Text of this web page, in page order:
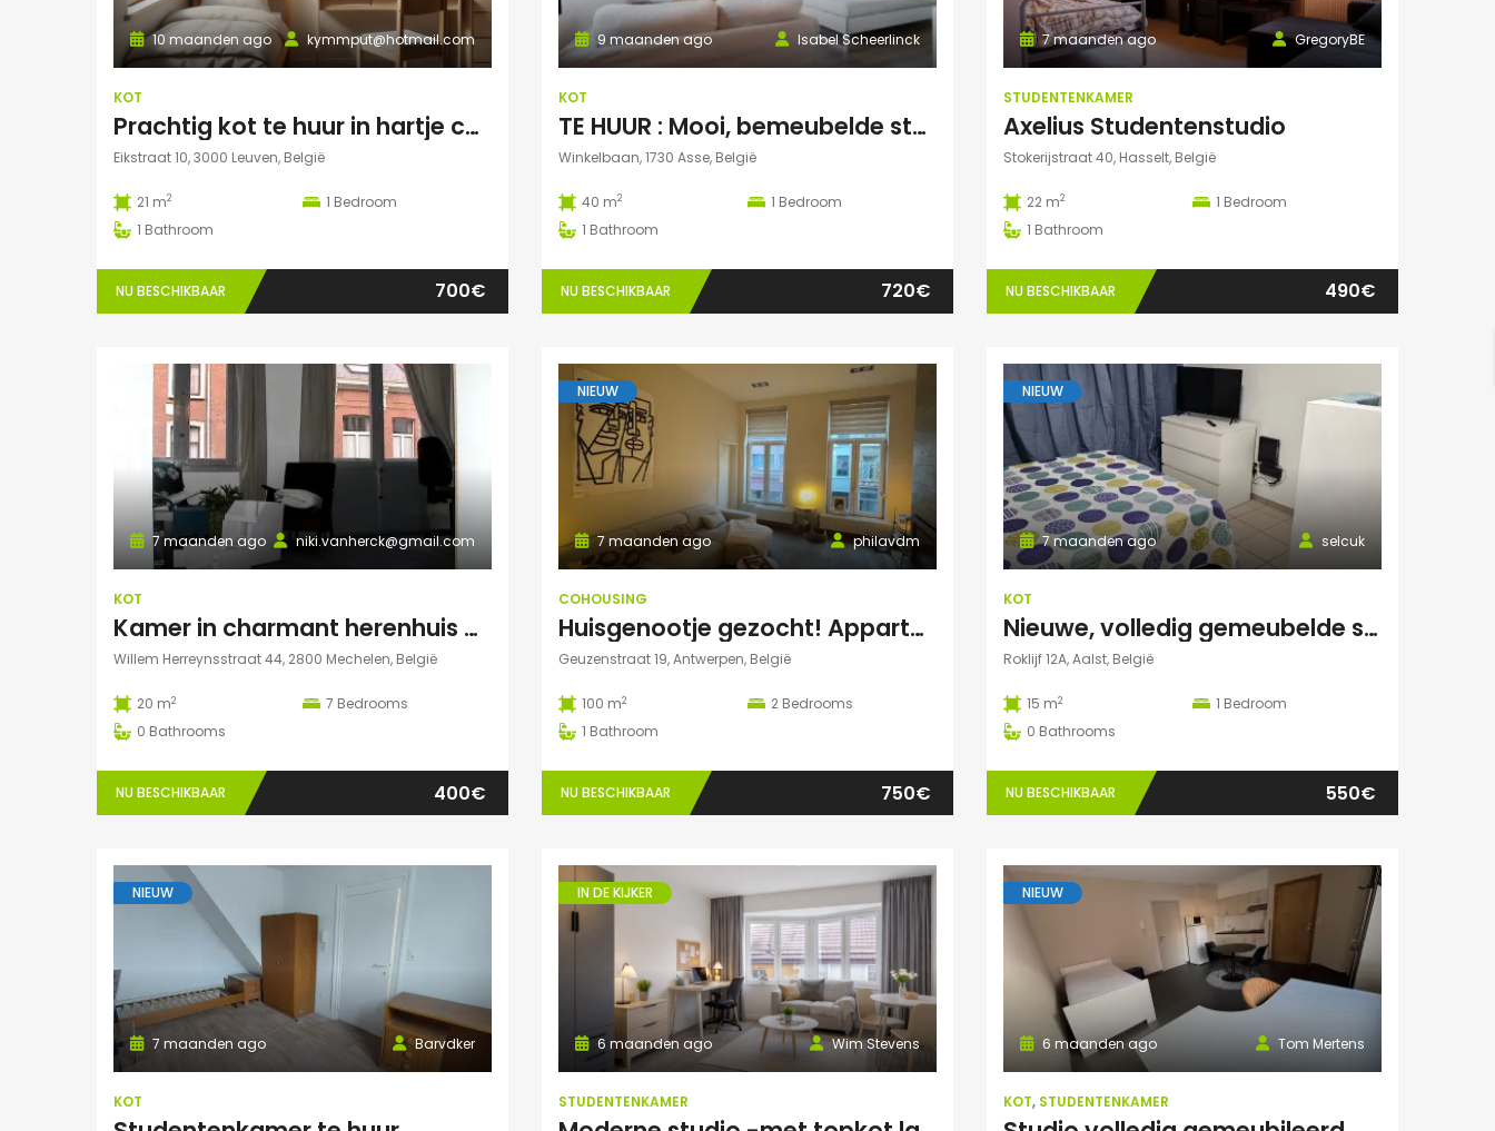
kymmput@hotmail.com
10 maanden ago
KOT
Prachtig kot te huur in hartje centrum Leuven
Eikstraat 10, 3000 Leuven, België
21 m2 1 Bedroom
1 Bathroom
NU BESCHIKBAAR 700€
Isabel Scheerlinck
9 maanden ago
KOT
TE HUUR : Mooi, bemeubelde studentenstudio te Asse
Winkelbaan, 1730 Asse, België
40 m2 1 Bedroom
1 Bathroom
NU BESCHIKBAAR 720€
GregoryBE
7 maanden ago
STUDENTENKAMER
Axelius Studentenstudio
Stokerijstraat 40, Hasselt, België
22 m2 1 Bedroom
1 Bathroom
NU BESCHIKBAAR 490€
niki.vanherck@gmail.com
7 maanden ago
KOT
Kamer in charmant herenhuis met grote zonnige tuin
Willem Herreynsstraat 44, 2800 Mechelen, België
20 m2 7 Bedrooms
0 Bathrooms
NU BESCHIKBAAR 400€
NIEUW
philavdm
7 maanden ago
COHOUSING
Huisgenootje gezocht! Appartement aan het Marnixplein, Antwerpen Zuid
Geuzenstraat 19, Antwerpen, België
100 m2 2 Bedrooms
1 Bathroom
NU BESCHIKBAAR 750€
NIEUW
selcuk
7 maanden ago
KOT
Nieuwe, volledig gemeubelde studentenkamers – All-in – €550/maand
Roklijf 12A, Aalst, België
15 m2 1 Bedroom
0 Bathrooms
NU BESCHIKBAAR 550€
NIEUW
Barvdker
7 maanden ago
KOT
IN DE KIJKER
Wim Stevens
6 maanden ago
STUDENTENKAMER
NIEUW
Tom Mertens
6 maanden ago
KOT, STUDENTENKAMER